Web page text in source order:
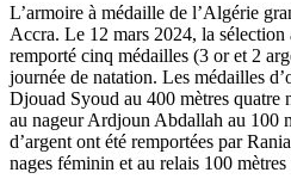
L’armoire à médaille de l’Algérie
Accra. Le 12 mars 2024, la sélection
remporté cinq médailles (3 or et 2
journée de natation. Les médailles
Djouad Syoud au 400 mètres quatre
au nageur Ardjoun Abdallah au 100
d’argent ont été remportées par
nages féminin et au relais 100